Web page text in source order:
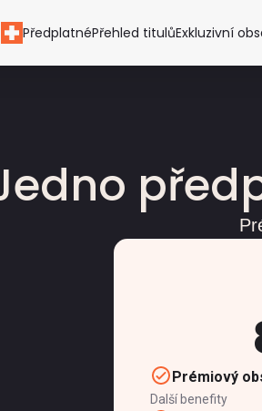
PředplatnéPřehled titulůExkluzivní
Prémiový
Další benefity